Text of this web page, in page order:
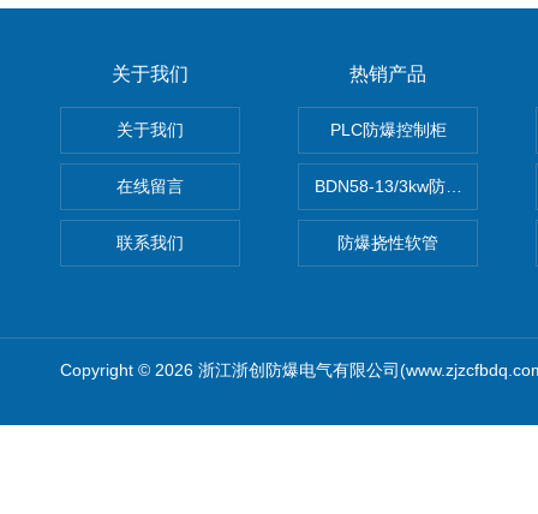
关于我们
关于我们
在线留言
联系我们
热销产品
PLC防爆控制柜
BDN58-13/3kw防爆电热油汀
防爆挠性软管
Copyright © 2026 浙江浙创防爆电气有限公司